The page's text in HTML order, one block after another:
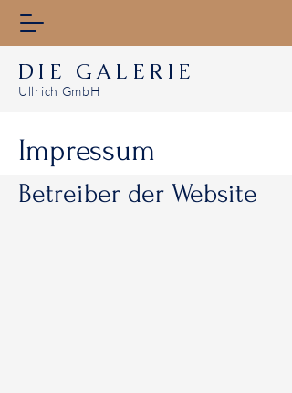
DIE GALERIE
Ullrich GmbH
Impressum
Betreiber der Website